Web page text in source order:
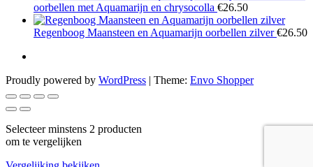
oorbellen met Aquamarijn en chrysocolla €26.50
Regenboog Maansteen en Aquamarijn oorbellen zilver €26.50
Proudly powered by WordPress | Theme: Envo Shopper
Selecteer minstens 2 producten
om te vergelijken